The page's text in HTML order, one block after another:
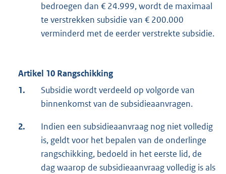
bedroegen dan € 24.999, wordt de maximaal
te verstrekken subsidie van € 200.000
verminderd met de eerder verstrekte subsidie.
Artikel 10 Rangschikking
1.
Subsidie wordt verdeeld op volgorde van
binnenkomst van de subsidieaanvragen.
2.
Indien een subsidieaanvraag nog niet volledig
is, geldt voor het bepalen van de onderlinge
rangschikking, bedoeld in het eerste lid, de
dag waarop de subsidieaanvraag volledig is als